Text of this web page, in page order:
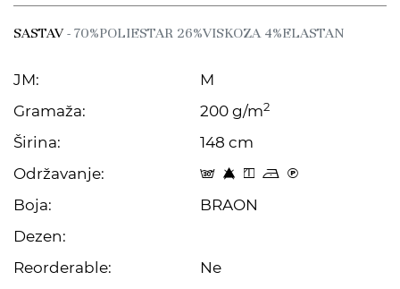
SASTAV- 70%POLIESTAR 26%VISKOZA 4%ELASTAN
JM:
M
Gramaža:
200 g/m2
Širina:
148 cm
Održavanje:
s 8 y o C
Boja:
BRAON
Dezen:
Reorderable:
Ne